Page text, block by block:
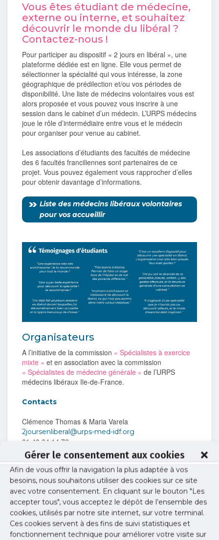
Gérer le consentement aux cookies
Afin de vous offrir la navigation la plus adaptée à vos
besoins, nous souhaitons utiliser des cookies sur ce site
avec votre consentement. En cliquant sur le bouton "Les
accepter tous", vous acceptez le dépôt de l’ensemble des
cookies, utilisés par notre site internet, sur votre terminal.
Ces cookies servent à des fins de suivi statistiques et
fonctionnement technique pour améliorer votre visite sur
Vous êtes étudiant de médecine,
externe ou interne, et souhaitez
découvrir le monde du libéral ?
Contactez-nous !
Pour participer au dispositif « 2 jours en libéral », une
plateforme dédiée est en ligne. Elle vous permet de
sélectionner la spécialité qui vous intéresse, la zone
géographique de prédilection et/ou vos périodes de
disponibilité. Une liste de médecins volontaires vous est
alors proposée et vous pouvez vous inscrire à une
session dans le cabinet d’un médecin. L’URPS médecins
joue le rôle d’intermédiaire entre vous et le médecin
pour organiser pour venue au cabinet.
Les associations d’étudiants des facultés de médecine
des 6 facultés franciliennes sont partenaires de ce
projet. Vous pouvez également vous rapprocher d’elles
pour obtenir davantage d’informations.
Liste des médecins libéraux volontaires
pour vos accueillir
Organisateurs
A l’initiative de la commission « Spécialistes à exercice
mixte » et en association avec la commission
« Spécialistes de médecine générale » de l’URPS
médecins libéraux Ile-de-France.
Contacts
Clémence Thomas & Maria Varela
2joursenliberal@urps-med-idf.org
01 40 64 14 76
Publié le : 7 avril 2025
Partager cet article :